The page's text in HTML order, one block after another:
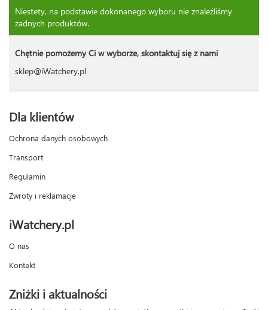
Niestety, na podstawie dokonanego wyboru nie znaleźliśmy
żadnych produktów.
Chętnie pomożemy Ci w wyborze, skontaktuj się z nami
sklep@iWatchery.pl
Dla klientów
Ochrona danych osobowych
Transport
Regulamin
Zwroty i reklamacje
iWatchery.pl
O nas
Kontakt
Zniżki i aktualności